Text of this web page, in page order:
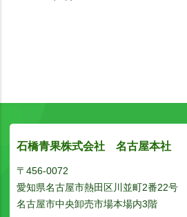
石橋青果株式会社 名古屋本社
〒456-0072
愛知県名古屋市熱田区川並町2番22号
名古屋市中央卸売市場本場内3階